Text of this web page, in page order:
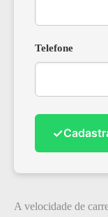
Telefone
✓
A velocidade de